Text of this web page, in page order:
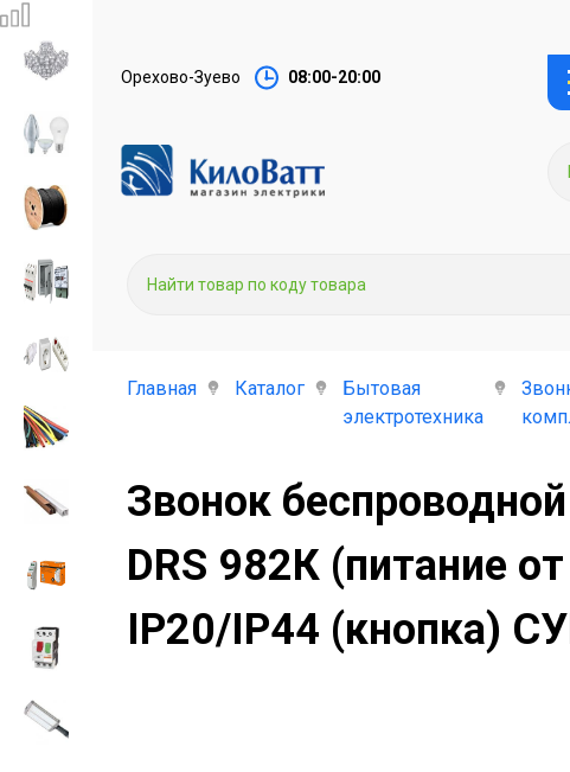
Орехово-Зуево 08:00-20:00
Главная Каталог
Бытовая
электротехника
Звонок
DRS 982К (питание
IP20/IP44 (кнопка)